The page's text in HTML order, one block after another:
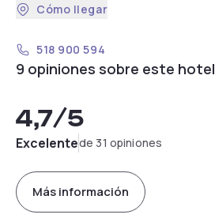
Cómo llegar
518 900 594
9 opiniones sobre este hotel
4,7/5
Excelentede 31 opiniones
Más información